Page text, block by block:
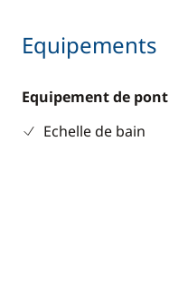
Equipements
Equipement de pont
Echelle de bain